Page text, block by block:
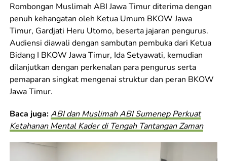
Rombongan Muslimah ABI Jawa Timur diterima dengan
penuh kehangatan oleh Ketua Umum BKOW Jawa
Timur, Gardjati Heru Utomo, beserta jajaran pengurus.
Audiensi diawali dengan sambutan pembuka dari Ketua
Bidang I BKOW Jawa Timur, Ida Setyawati, kemudian
dilanjutkan dengan perkenalan para pengurus serta
pemaparan singkat mengenai struktur dan peran BKOW
Jawa Timur.
Baca juga:ABI dan Muslimah ABI Sumenep Perkuat
Ketahanan Mental Kader di Tengah Tantangan Zaman